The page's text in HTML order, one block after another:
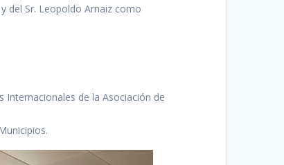
del Sr. Leopoldo Arnaiz como
Internacionales de la Asociación de